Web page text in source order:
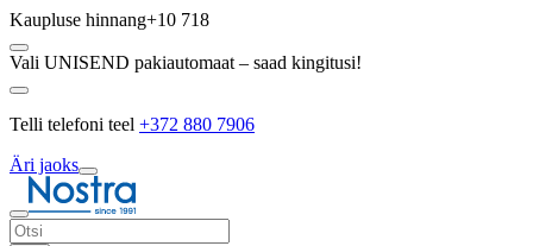
Kaupluse hinnang+10 718
Vali UNISEND pakiautomaat – saad kingitusi!
Telli telefoni teel +372 880 7906
Äri jaoks